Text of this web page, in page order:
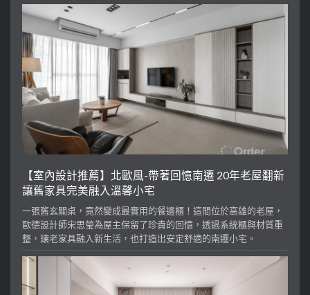
【室內設計推薦】北歐風-帶著回憶南遷 20年老屋翻新
讓舊家具完美融入溫馨小宅
一張舊玄關桌，竟然變成最實用的餐邊櫃！這間位於高雄的老屋，
歐德設計師宋思瑩為屋主保留了珍貴的回憶，透過系統櫃與材質重
整，讓老家具融入新生活，也打造出安定舒適的南遷小宅。